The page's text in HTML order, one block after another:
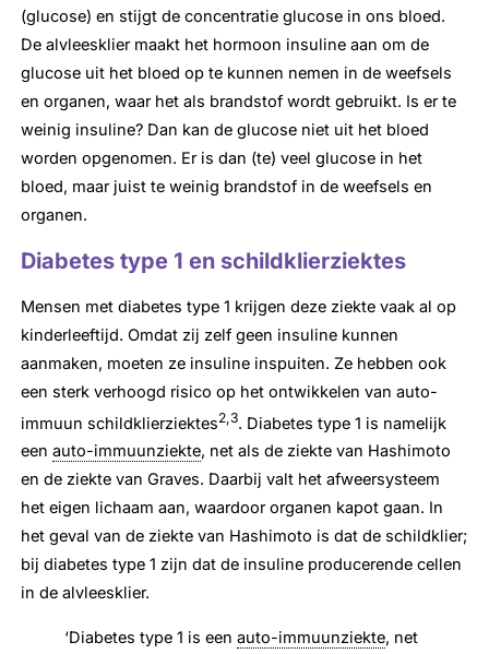
(glucose) en stijgt de concentratie glucose in ons bloed.
De alvleesklier maakt het hormoon insuline aan om de
glucose uit het bloed op te kunnen nemen in de weefsels
en organen, waar het als brandstof wordt gebruikt. Is er te
weinig insuline? Dan kan de glucose niet uit het bloed
worden opgenomen. Er is dan (te) veel glucose in het
bloed, maar juist te weinig brandstof in de weefsels en
organen.
Diabetes type 1 en schildklierziektes
Mensen met diabetes type 1 krijgen deze ziekte vaak al op
kinderleeftijd. Omdat zij zelf geen insuline kunnen
aanmaken, moeten ze insuline inspuiten. Ze hebben ook
een sterk verhoogd risico op het ontwikkelen van auto-
immuun schildklierziektes2,3. Diabetes type 1 is namelijk
eenauto-immuunziekte, net als de ziekte van Hashimoto
en de ziekte van Graves. Daarbij valt het afweersysteem
het eigen lichaam aan, waardoor organen kapot gaan. In
het geval van de ziekte van Hashimoto is dat de schildklier;
bij diabetes type 1 zijn dat de insuline producerende cellen
in de alvleesklier.
‘Diabetes type 1 is eenauto-immuunziekte, net